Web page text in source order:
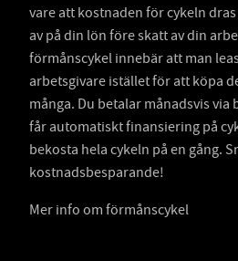
vare att kostnaden för cykeln dras
av på din lön före skatt av din
förmånscykel innebär att man
arbetsgivare istället för att köpa
många. Du betalar månadsvis
får automatiskt finansiering på
bekosta hela cykeln på en gång.
kostnadsbesparande!
Mer info om förmånscykel